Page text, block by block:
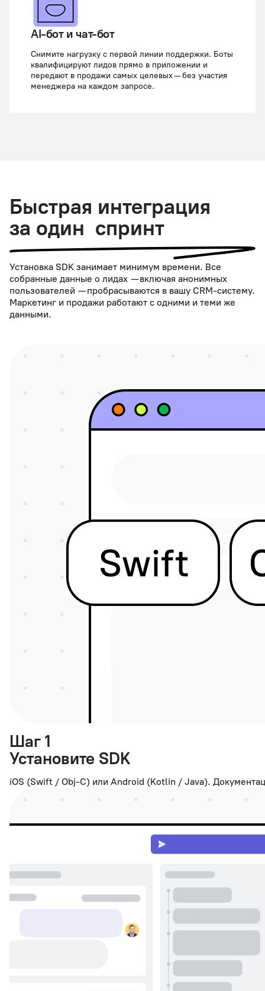
AI-бот и чат-бот
Снимите нагрузку с первой линии поддержки. Боты
квалифицируют лидов прямо в приложении и
передают в продажи самых целевых — без участия
менеджера на каждом запросе.
Быстрая интеграция
за один спринт
Установка SDK занимает минимум времени. Все
собранные данные о лидах — включая анонимных
пользователей — пробрасываются в вашу CRM-систему.
Маркетинг и продажи работают с одними и теми же
данными.
Шаг 1
Установите SDK
iOS (Swift / Obj-C) или Android (Kotlin / Java).